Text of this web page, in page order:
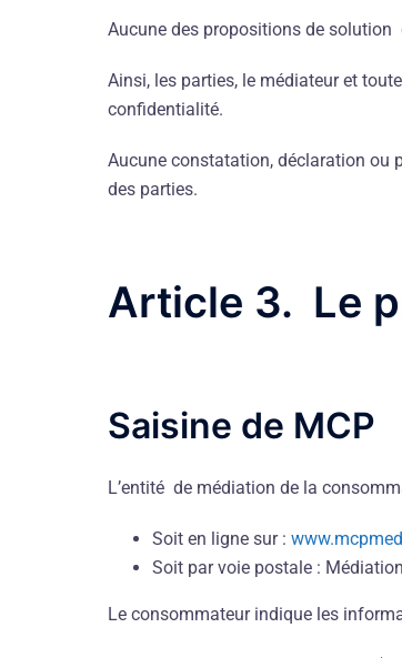
Aucune des propositions de solution
Ainsi, les parties, le médiateur et
confidentialité.
Aucune constatation, déclaration ou
des parties.
Article 3. Le
Saisine de MCP
L’entité de médiation de la
Soit en ligne sur :
Soit par voie postale :
Le consommateur indique les